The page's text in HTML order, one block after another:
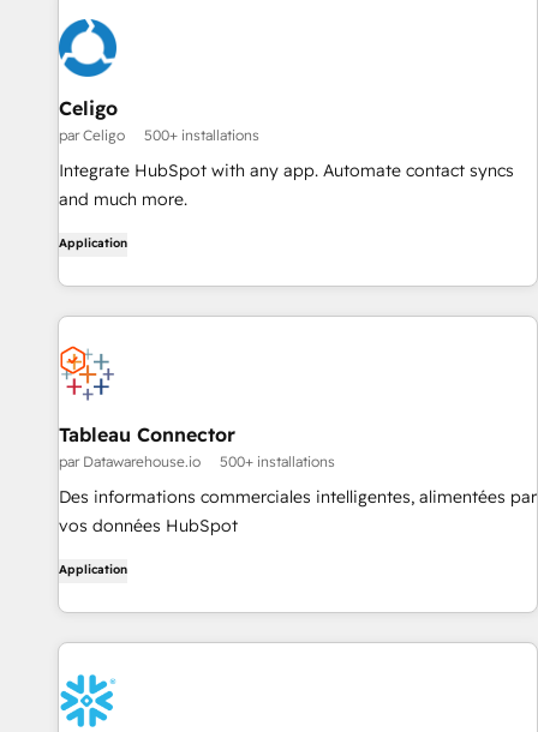
Celigo
par Celigo 500+ installations
Integrate HubSpot with any app. Automate contact syncs
and much more.
Application
Tableau Connector
par Datawarehouse.io 500+ installations
Des informations commerciales intelligentes, alimentées par
vos données HubSpot
Application